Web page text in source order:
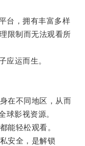
，拥有丰富多样
限制而无法观看所
运而生。
在不同地区，从而
球影视资源。
轻松观看。
安全，是解锁